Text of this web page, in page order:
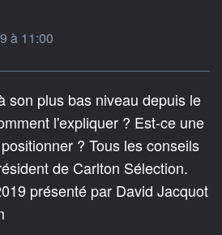
à 11:00
son plus bas niveau depuis le
l'expliquer ? Est-ce une
? Tous les conseils
de Carlton Sélection.
présenté par David Jacquot